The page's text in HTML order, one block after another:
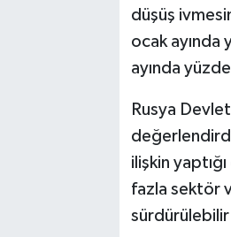
düşüş
ocak ayında
ayında
Rusya
ilişkin
fazla sektör